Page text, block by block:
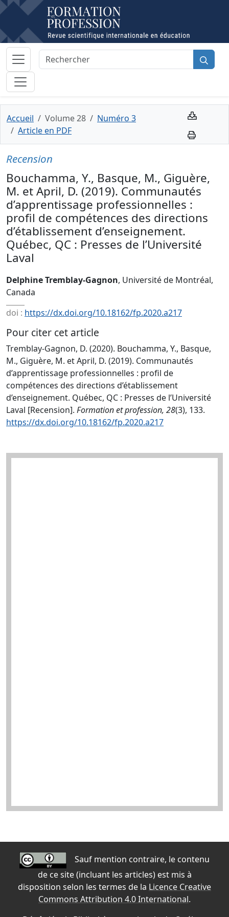
Accueil Volume 28
Numéro 3
Article en PDF
Recension
Bouchamma, Y., Basque, M., Giguère,
M. et April, D. (2019). Communautés
d’apprentissage professionnelles :
profil de compétences des directions
d’établissement d’enseignement.
Québec, QC : Presses de l’Université
Laval
Delphine Tremblay-Gagnon, Université de Montréal,
Canada
doi : https://dx.doi.org/10.18162/fp.2020.a217
Pour citer cet article
Tremblay-Gagnon, D. (2020). Bouchamma, Y., Basque,
M., Giguère, M. et April, D. (2019). Communautés
d’apprentissage professionnelles : profil de
compétences des directions d’établissement
d’enseignement. Québec, QC : Presses de l’Université
Laval [Recension]. Formation et profession, 28(3), 133.
https://dx.doi.org/10.18162/fp.2020.a217
Sauf mention contraire, le contenu
de ce site (incluant les articles) est mis à
disposition selon les termes de la Licence Creative
Commons Attribution 4.0 International.